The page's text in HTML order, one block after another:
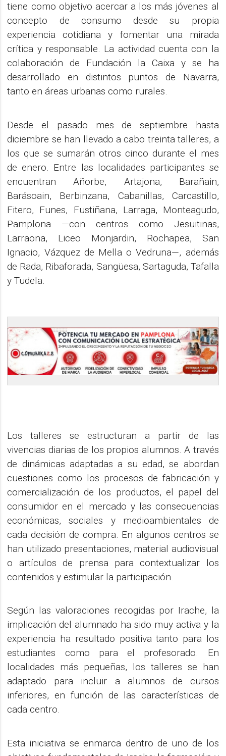
tiene como objetivo acercar a los más jóvenes al
concepto de consumo desde su propia
experiencia cotidiana y fomentar una mirada
crítica y responsable. La actividad cuenta con la
colaboración de Fundación la Caixa y se ha
desarrollado en distintos puntos de Navarra,
tanto en áreas urbanas como rurales.
Desde el pasado mes de septiembre hasta
diciembre se han llevado a cabo treinta talleres, a
los que se sumarán otros cinco durante el mes
de enero. Entre las localidades participantes se
encuentran Añorbe, Artajona, Barañain,
Barásoain, Berbinzana, Cabanillas, Carcastillo,
Fitero, Funes, Fustiñana, Larraga, Monteagudo,
Pamplona —con centros como Jesuitinas,
Larraona, Liceo Monjardin, Rochapea, San
Ignacio, Vázquez de Mella o Vedruna—, además
de Rada, Ribaforada, Sangüesa, Sartaguda, Tafalla
y Tudela.
Los talleres se estructuran a partir de las
vivencias diarias de los propios alumnos. A través
de dinámicas adaptadas a su edad, se abordan
cuestiones como los procesos de fabricación y
comercialización de los productos, el papel del
consumidor en el mercado y las consecuencias
económicas, sociales y medioambientales de
cada decisión de compra. En algunos centros se
han utilizado presentaciones, material audiovisual
o artículos de prensa para contextualizar los
contenidos y estimular la participación.
Según las valoraciones recogidas por Irache, la
implicación del alumnado ha sido muy activa y la
experiencia ha resultado positiva tanto para los
estudiantes como para el profesorado. En
localidades más pequeñas, los talleres se han
adaptado para incluir a alumnos de cursos
inferiores, en función de las características de
cada centro.
Esta iniciativa se enmarca dentro de uno de los